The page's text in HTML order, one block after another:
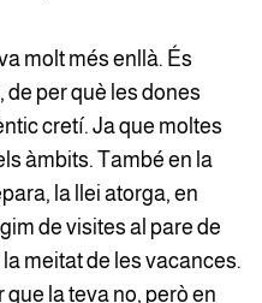
molt més enllà. És
per què les dones
cretí. Ja que moltes
àmbits. També en la
la llei atorga, en
de visites al pare de
meitat de les vacances.
que la teva no, però en